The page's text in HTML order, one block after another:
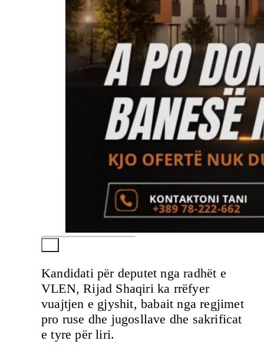
Kandidati për deputet nga radhët e
VLEN, Rijad Shaqiri ka rrëfyer
vuajtjen e gjyshit, babait nga regjimet
pro ruse dhe jugosllave dhe sakrificat
e tyre për liri.